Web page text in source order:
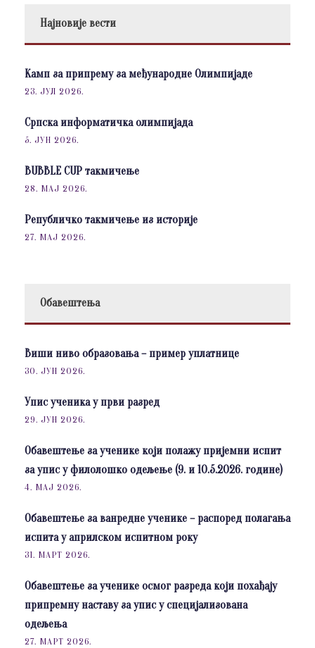
Најновије вести
Камп за припрему за међународне Олимпијаде
23. ЈУЛ 2026.
Српска информатичка олимпијада
5. ЈУН 2026.
BUBBLE CUP такмичење
28. МАЈ 2026.
Републичко такмичење из историје
27. МАЈ 2026.
Обавештења
Виши ниво образовања – пример уплатнице
30. ЈУН 2026.
Упис ученика у први разред
29. ЈУН 2026.
Обавештење за ученике који полажу пријемни испит
за упис у филолошко одељење (9. и 10.5.2026. године)
4. МАЈ 2026.
Обавештење за ванредне ученике – распоред полагања
испита у априлском испитном року
31. МАРТ 2026.
Обавештење за ученике осмог разреда који похађају
припремну наставу за упис у специјализована
одељења
27. МАРТ 2026.